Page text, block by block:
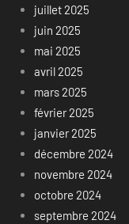
juillet 2025
juin 2025
mai 2025
avril 2025
mars 2025
février 2025
janvier 2025
décembre 2024
novembre 2024
octobre 2024
septembre 2024